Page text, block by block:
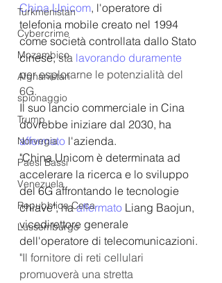
Turkmenistan
Cybercrime
Mozambico
Afghanistan
spionaggio
Trump
Norvegia
Paesi Bassi
Venezuela
Repubblica Ceca
Lussemburgo
China Unicom, l'operatore di
telefonia mobile creato nel 1994
come società controllata dallo Stato
cinese, sta lavorando duramente
per esplorarne le potenzialità del
6G.
Il suo lancio commerciale in Cina
dovrebbe iniziare dal 2030, ha
affermato l'azienda.
"China Unicom è determinata ad
accelerare la ricerca e lo sviluppo
del 6G affrontando le tecnologie
chiave", ha affermato Liang Baojun,
vicedirettore generale
dell'operatore di telecomunicazioni.
"Il fornitore di reti cellulari
promuoverà una stretta